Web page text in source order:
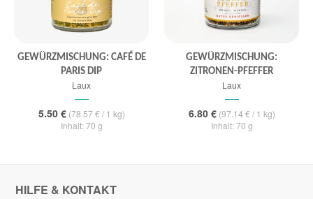
GEWÜRZMISCHUNG: CAFÉ DE
PARIS DIP
Laux
5.50 €(78.57 € / 1 kg)
Inhalt: 70 g
GEWÜRZMISCHUNG:
ZITRONEN-PFEFFER
Laux
6.80 €(97.14 € / 1 kg)
Inhalt: 70 g
HILFE & KONTAKT